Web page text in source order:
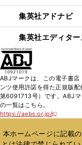
集英社アドナビ
集英社エディタ
ABJマークは、この電子書
ンツ使用許諾を得た正規版
第6091713号）です。ABJ
の一覧はこちら。
https://aebs.or.jp/
新
い
ウ
本ホームページに記載